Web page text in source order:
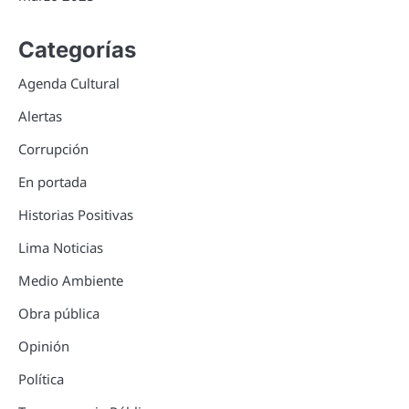
Categorías
Agenda Cultural
Alertas
Corrupción
En portada
Historias Positivas
Lima Noticias
Medio Ambiente
Obra pública
Opinión
Política